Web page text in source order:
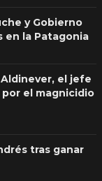
y Gobierno
en la Patagonia
el jefe
el magnicidio
tras ganar